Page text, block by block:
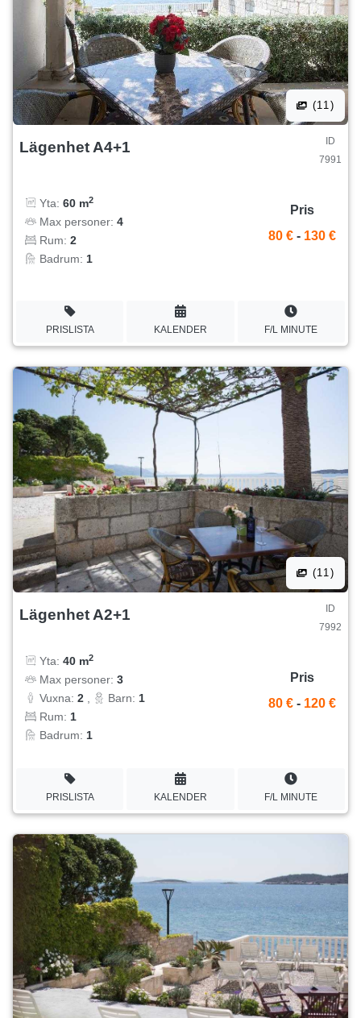
(11)
Lägenhet A4+1
ID
7991
Yta: 60 m2
Max personer: 4
Rum: 2
Badrum: 1
Pris
80 € - 130 €
PRISLISTA KALENDER F/L MINUTE
(11)
Lägenhet A2+1
ID
7992
Yta: 40 m2
Max personer: 3
Vuxna: 2 , Barn: 1
Rum: 1
Badrum: 1
Pris
80 € - 120 €
PRISLISTA KALENDER F/L MINUTE